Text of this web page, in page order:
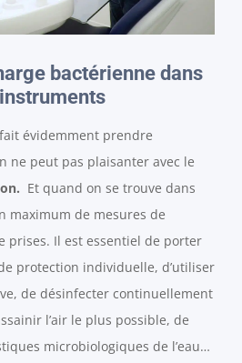
bactérienne dans
évidemment prendre
ne peut pas plaisanter avec le
Et quand on se trouve dans
maximum de mesures de
prises. Il est essentiel de porter
protection individuelle, d’utiliser
de désinfecter continuellement
l’air le plus possible, de
microbiologiques de l’eau…